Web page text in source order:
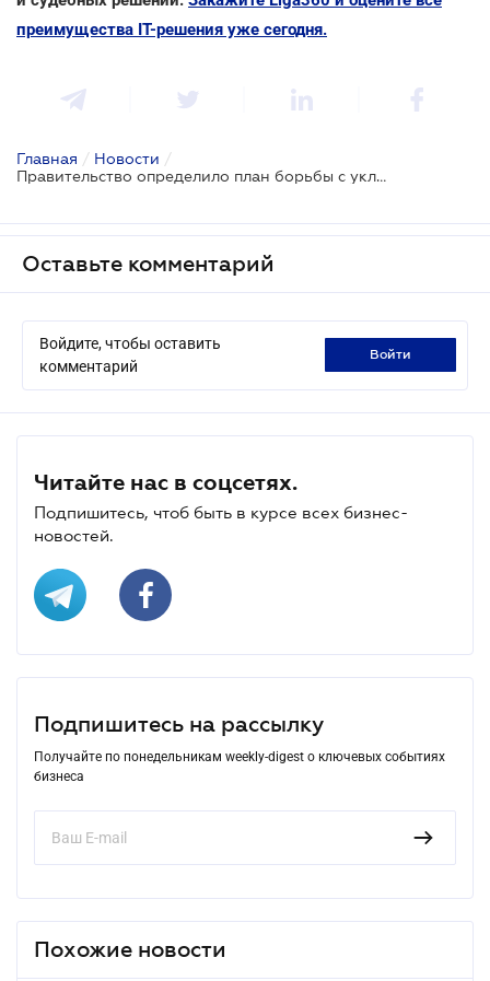
преимущества ІТ-решения уже сегодня.
Главная / Новости /
Правительство определило план борьбы с уклонением от уплаты налогов
Оставьте комментарий
Войдите, чтобы оставить
комментарий
войти
Читайте нас в соцсетях.
Подпишитесь, чтоб быть в курсе всех бизнес-
новостей.
Подпишитесь на рассылку
Получайте по понедельникам weekly-digest о ключевых событиях
бизнеса
Похожие новости